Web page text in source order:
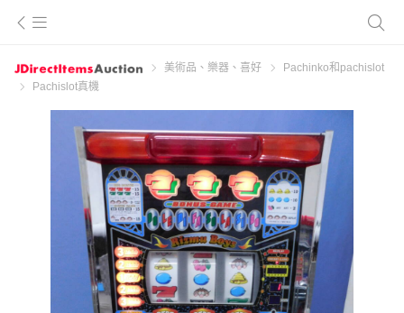
美術品、樂器、喜好
Pachinko和pachislot
Pachislot真機